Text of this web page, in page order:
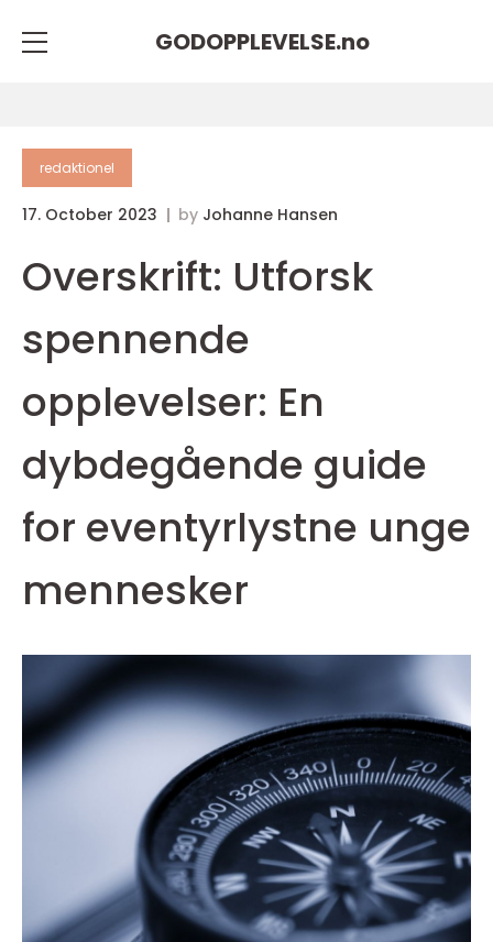
GODOPPLEVELSE.no
redaktionel
17. October 2023 by Johanne Hansen
Overskrift: Utforsk
spennende
opplevelser: En
dybdegående guide
for eventyrlystne unge
mennesker